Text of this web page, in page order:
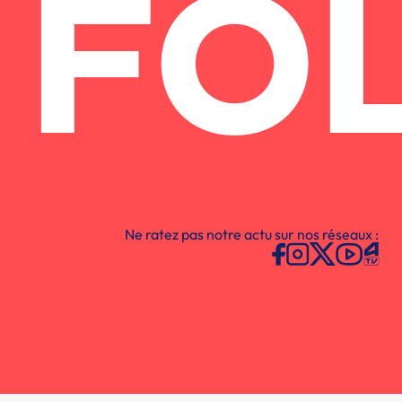
Ne ratez pas notre actu sur nos réseaux :